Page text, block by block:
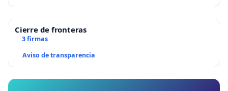
Cierre de fronteras
3 firmas
Aviso de transparencia